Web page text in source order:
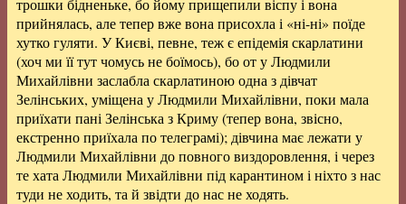
трошки бідненьке, бо йому прищепили віспу і вона
прийнялась, але тепер вже вона присохла і «ні-ні» поїде
хутко гуляти. У Києві, певне, теж є епідемія скарлатини
(хоч ми її тут чомусь не боїмось), бо от у Людмили
Михайлівни заслабла скарлатиною одна з дівчат
Зелінських, уміщена у Людмили Михайлівни, поки мала
приїхати пані Зелінська з Криму (тепер вона, звісно,
екстренно приїхала по телеграмі); дівчина має лежати у
Людмили Михайлівни до повного виздоровлення, і через
те хата Людмили Михайлівни під карантином і ніхто з нас
туди не ходить, та й звідти до нас не ходять.